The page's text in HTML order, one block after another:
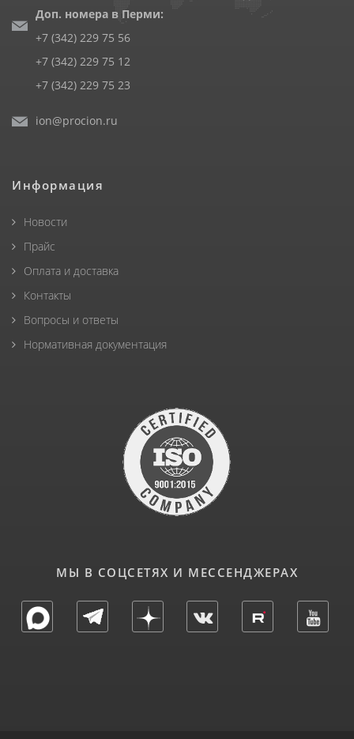
Доп. номера в Перми:
+7 (342) 229 75 56
+7 (342) 229 75 12
+7 (342) 229 75 23
ion@procion.ru
Информация
Новости
Прайс
Оплата и доставка
Контакты
Вопросы и ответы
Нормативная документация
МЫ В СОЦСЕТЯХ И МЕССЕНДЖЕРАХ